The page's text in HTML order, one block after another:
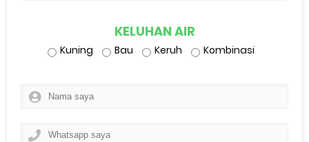
KELUHAN AIR
Kuning Bau Keruh Kombinasi